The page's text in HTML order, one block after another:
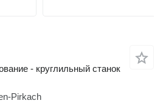
- круглильный станок
Pirkach